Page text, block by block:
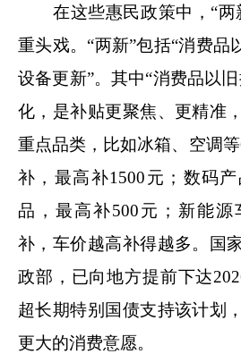
在这些惠民政策中，“两
重头戏。“两新”包括“消费品
设备更新”。其中“消费品以
化，是补贴更聚焦、更精准
重点品类，比如冰箱、空调
补，最高补1500元；数码
品，最高补500元；新能源
补，车价越高补得越多。国
政部，已向地方提前下达
超长期特别国债支持该计划
更大的消费意愿。